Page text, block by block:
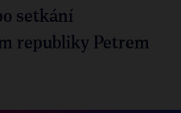
setkání
republiky Petrem